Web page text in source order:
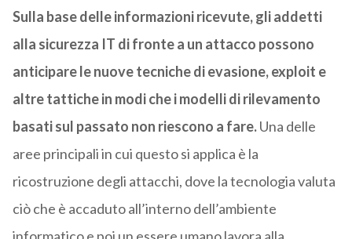
Sulla base delle informazioni ricevute, gli addetti
alla sicurezza IT di fronte a un attacco possono
anticipare le nuove tecniche di evasione, exploit e
altre tattiche in modi che i modelli di rilevamento
basati sul passato non riescono a fare.Una delle
aree principali in cui questo si applica è la
ricostruzione degli attacchi, dove la tecnologia valuta
ciò che è accaduto all’interno dell’ambiente